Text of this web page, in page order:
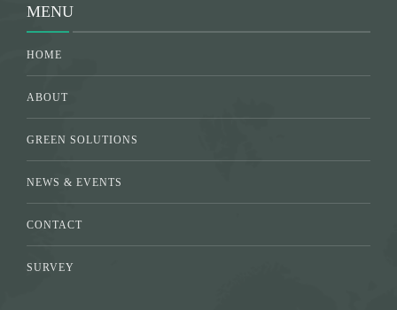
MENU
HOME
ABOUT
GREEN SOLUTIONS
NEWS & EVENTS
CONTACT
SURVEY